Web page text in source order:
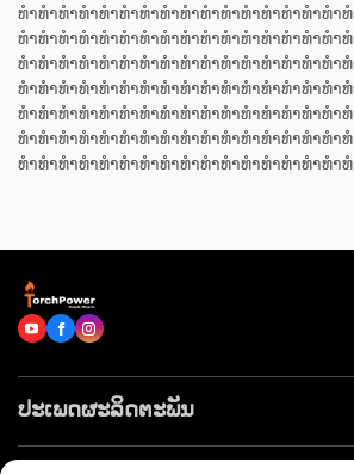
ທຳທຳທຳທຳທຳທຳທຳທຳທຳທຳທຳທຳທຳທຳທຳທຳ
ທຳທຳທຳທຳທຳທຳທຳທຳທຳທຳທຳທຳທຳທຳທຳທຳ
ທຳທຳທຳທຳທຳທຳທຳທຳທຳທຳທຳທຳທຳທຳທຳທຳ
ທຳທຳທຳທຳທຳທຳທຳທຳທຳທຳທຳທຳທຳທຳທຳທຳ
ທຳທຳທຳທຳທຳທຳທຳທຳທຳທຳທຳທຳທຳທຳທຳທຳ
ທຳທຳທຳທຳທຳທຳທຳທຳທຳທຳທຳທຳທຳທຳທຳທຳ
ທຳທຳທຳທຳທຳທຳທຳທຳທຳທຳທຳທຳທຳທຳທຳທຳທ
ປະເພດຜະລິດຕະພັນ